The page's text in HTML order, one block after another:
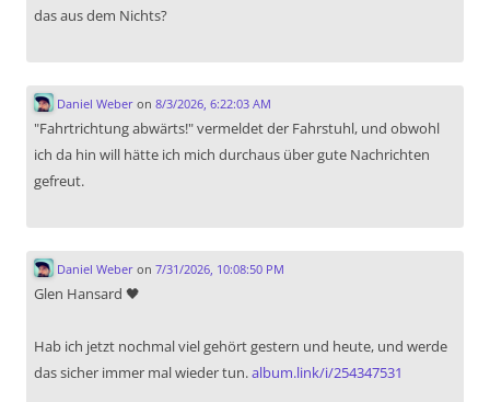
das aus dem Nichts?
Daniel Weberon 8/3/2026, 6:22:03 AM
"Fahrtrichtung abwärts!" vermeldet der Fahrstuhl, und obwohl
ich da hin will hätte ich mich durchaus über gute Nachrichten
gefreut.
Daniel Weberon 7/31/2026, 10:08:50 PM
Glen Hansard 🖤
Hab ich jetzt nochmal viel gehört gestern und heute, und werde
das sicher immer mal wieder tun.album.link/i/254347531